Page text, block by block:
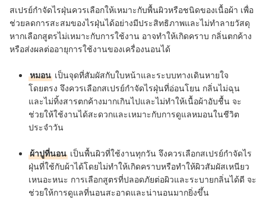
สเปรย์กำจัดไรฝุ่นควรเลือกให้เหมาะกับพื้นผิวหรือชนิดของเนื้อผ้า เพื่อ
ช่วยลดการสะสมของไรฝุ่นได้อย่างมีประสิทธิภาพและไม่ทำลายวัสดุ
หากเลือกสูตรไม่เหมาะกับการใช้งาน อาจทำให้เกิดคราบ กลิ่นตกค้าง
หรือส่งผลต่ออายุการใช้งานของเครื่องนอนได้
หมอน เป็นจุดที่สัมผัสกับใบหน้าและระบบทางเดินหายใจ
โดยตรง จึงควรเลือกสเปรย์กำจัดไรฝุ่นที่อ่อนโยน กลิ่นไม่ฉุน
และไม่ทิ้งสารตกค้างมากเกินไปและไม่ทำให้เนื้อผ้าอับชื้น จะ
ช่วยให้ใช้งานได้สะดวกและเหมาะกับการดูแลหมอนในชีวิต
ประจำวัน
ผ้าปูที่นอน เป็นพื้นผิวที่ใช้งานทุกวัน จึงควรเลือกสเปรย์กำจัดไร
ฝุ่นที่ใช้กับผ้าได้โดยไม่ทำให้เกิดคราบหรือทำให้ผิวสัมผัสเหนียว
เหนอะหนะ การเลือกสูตรที่ปลอดภัยต่อผิวและระบายกลิ่นได้ดี จะ
ช่วยให้การดูแลที่นอนสะอาดและน่านอนมากยิ่งขึ้น